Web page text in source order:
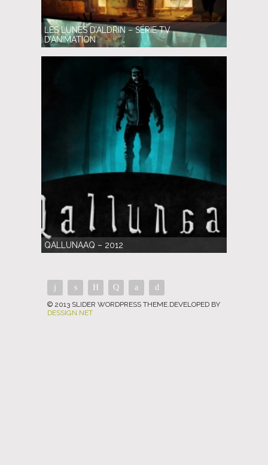
LES LUNES D’ALDRIN – SÉRIE TV
D’ANIMATION
QALLUNAAQ – 2012
© 2013 SLIDER WORDPRESS THEME.DEVELOPED BY
DESSIGN.NET